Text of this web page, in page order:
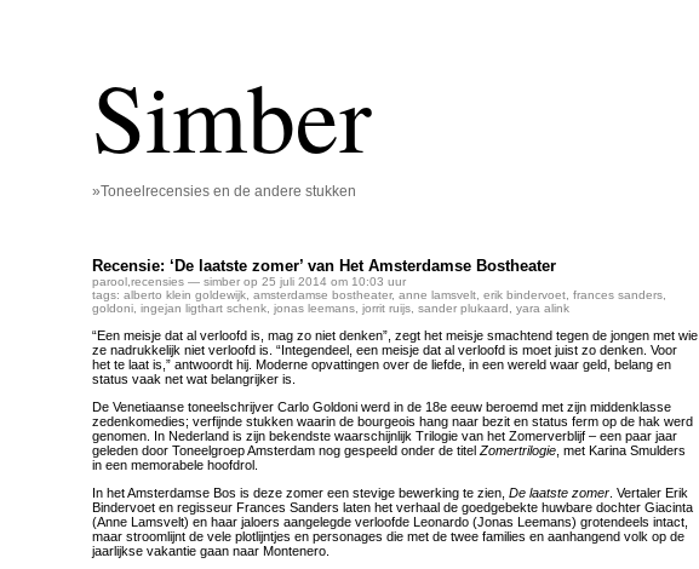
Simber
»Toneelrecensies en de andere stukken
Recensie: ‘De laatste zomer’ van Het Amsterdamse Bostheater
parool recensies — simber op 25 juli 2014 om 10:03 uur
tags: alberto klein goldewijk amsterdamse bostheater, anne lamsvelt erik bindervoet frances sanders
goldoni ingejan ligthart schenk jonas leemans jorrit ruijs sander plukaard yara alink
“Een meisje dat al verloofd is, mag zo niet denken”, zegt het meisje smachtend tegen de jongen met wie
ze nadrukkelijk niet verloofd is. “Integendeel, een meisje dat al verloofd is moet juist zo denken. Voor
het te laat is,” antwoordt hij. Moderne opvattingen over de liefde, in een wereld waar geld, belang en
status vaak net wat belangrijker is.
De Venetiaanse toneelschrijver Carlo Goldoni werd in de 18e eeuw beroemd met zijn middenklasse
zedenkomedies; verfijnde stukken waarin de bourgeois hang naar bezit en status ferm op de hak werd
genomen. In Nederland is zijn bekendste waarschijnlijk Trilogie van het Zomerverblijf – een paar jaar
geleden door Toneelgroep Amsterdam nog gespeeld onder de titel Zomertrilogie , met Karina Smulders
in een memorabele hoofdrol.
In het Amsterdamse Bos is deze zomer een stevige bewerking te zien, De laatste zomer . Vertaler Erik
Bindervoet en regisseur Frances Sanders laten het verhaal de goedgebekte huwbare dochter Giacinta
(Anne Lamsvelt) en haar jaloers aangelegde verloofde Leonardo (Jonas Leemans) grotendeels intact,
maar stroomlijnt de vele plotlijntjes en personages die met de twee families en aanhangend volk op de
jaarlijkse vakantie gaan naar Montenero.